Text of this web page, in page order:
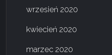
wrzesień 2020
kwiecień 2020
marzec 2020